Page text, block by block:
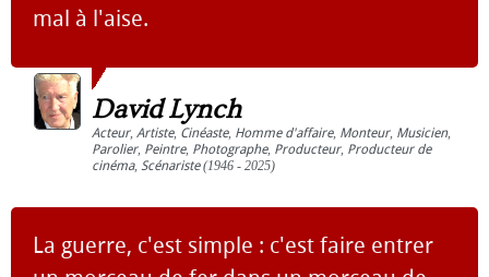
mal à l'aise.
David Lynch
Acteur, Artiste, Cinéaste, Homme d'affaire, Monteur, Musicien,
Parolier, Peintre, Photographe, Producteur, Producteur de
cinéma, Scénariste(1946 - 2025)
La guerre, c'est simple : c'est faire entrer